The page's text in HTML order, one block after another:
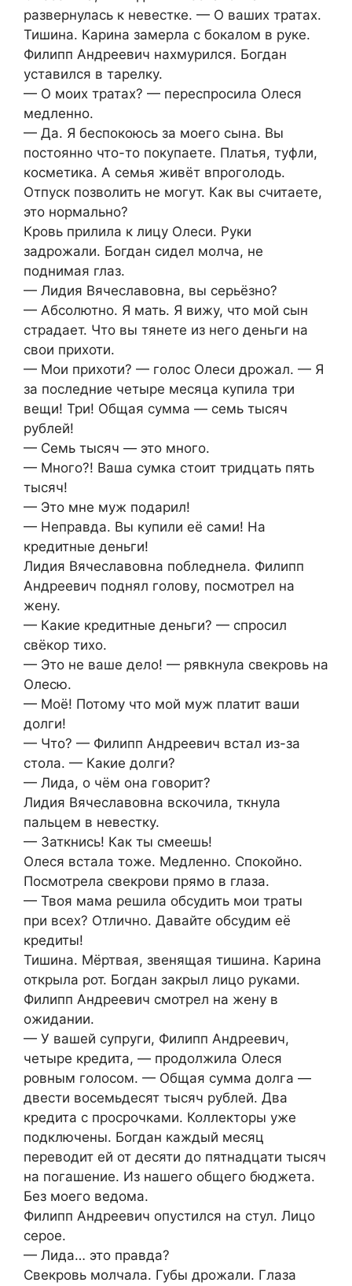
развернулась к невестке. — О ваших тратах.
Тишина. Карина замерла с бокалом в руке.
Филипп Андреевич нахмурился. Богдан
уставился в тарелку.
— О моих тратах? — переспросила Олеся
медленно.
— Да. Я беспокоюсь за моего сына. Вы
постоянно что-то покупаете. Платья, туфли,
косметика. А семья живёт впроголодь.
Отпуск позволить не могут. Как вы считаете,
это нормально?
Кровь прилила к лицу Олеси. Руки
задрожали. Богдан сидел молча, не
поднимая глаз.
— Лидия Вячеславовна, вы серьёзно?
— Абсолютно. Я мать. Я вижу, что мой сын
страдает. Что вы тянете из него деньги на
свои прихоти.
— Мои прихоти? — голос Олеси дрожал. — Я
за последние четыре месяца купила три
вещи! Три! Общая сумма — семь тысяч
рублей!
— Семь тысяч — это много.
— Много?! Ваша сумка стоит тридцать пять
тысяч!
— Это мне муж подарил!
— Неправда. Вы купили её сами! На
кредитные деньги!
Лидия Вячеславовна побледнела. Филипп
Андреевич поднял голову, посмотрел на
жену.
— Какие кредитные деньги? — спросил
свёкор тихо.
— Это не ваше дело! — рявкнула свекровь на
Олесю.
— Моё! Потому что мой муж платит ваши
долги!
— Что? — Филипп Андреевич встал из-за
стола. — Какие долги?
— Лида, о чём она говорит?
Лидия Вячеславовна вскочила, ткнула
пальцем в невестку.
— Заткнись! Как ты смеешь!
Олеся встала тоже. Медленно. Спокойно.
Посмотрела свекрови прямо в глаза.
— Твоя мама решила обсудить мои траты
при всех? Отлично. Давайте обсудим её
кредиты!
Тишина. Мёртвая, звенящая тишина. Карина
открыла рот. Богдан закрыл лицо руками.
Филипп Андреевич смотрел на жену в
ожидании.
— У вашей супруги, Филипп Андреевич,
четыре кредита, — продолжила Олеся
ровным голосом. — Общая сумма долга —
двести восемьдесят тысяч рублей. Два
кредита с просрочками. Коллекторы уже
подключены. Богдан каждый месяц
переводит ей от десяти до пятнадцати тысяч
на погашение. Из нашего общего бюджета.
Без моего ведома.
Филипп Андреевич опустился на стул. Лицо
серое.
— Лида… это правда?
Свекровь молчала. Губы дрожали. Глаза